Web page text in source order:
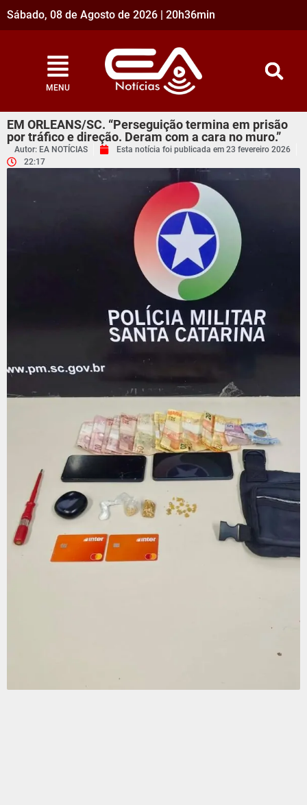
Sábado, 08 de Agosto de 2026 | 20h36min
MENU
EM ORLEANS/SC. “Perseguição termina em prisão
por tráfico e direção. Deram com a cara no muro.”
Autor: EA NOTÍCIAS Esta notícia foi publicada em 23 fevereiro 2026
22:17